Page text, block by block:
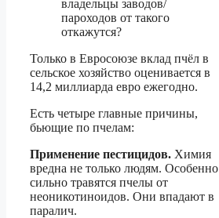
владельцы заводов/
пароходов от такого
откажутся?
Только в Евросоюзе вклад пчёл в
сельское хозяйство оценивается в
14,2 миллиарда евро ежегодно.
Есть четыре главные причины,
бьющие по пчелам:
Применение пестицидов. Химия
вредна не только людям. Особенно
сильно травятся пчелы от
неоникотиноидов. Они впадают в
паралич.